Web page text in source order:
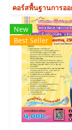
New
Best Seller